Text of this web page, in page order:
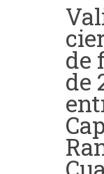
de
de